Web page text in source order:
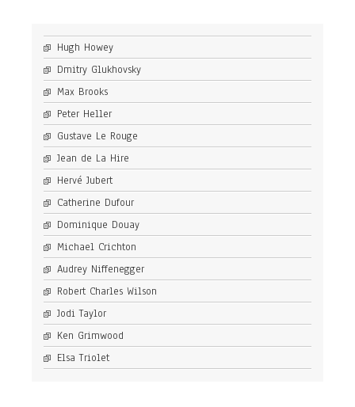
Hugh Howey
Dmitry Glukhovsky
Max Brooks
Peter Heller
Gustave Le Rouge
Jean de La Hire
Hervé Jubert
Catherine Dufour
Dominique Douay
Michael Crichton
Audrey Niffenegger
Robert Charles Wilson
Jodi Taylor
Ken Grimwood
Elsa Triolet